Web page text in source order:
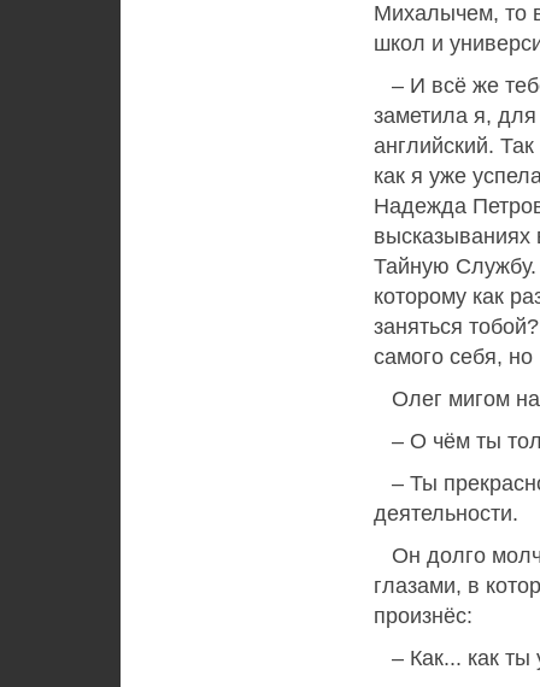
Михалычем, то
школ и
– И всё же
заметила я,
английский.
как я уже
Надежда
высказываниях
Тайную Службу.
которому как
заняться
самого себя,
Олег мигом
– О чём ты
– Ты
деятельности.
Он долго
глазами, в
произнёс:
– Как... как ты